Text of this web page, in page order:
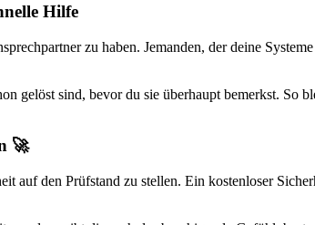
Hilfe
zu haben. Jemanden, der deine
gelöst sind, bevor du sie überhaupt bemerkst.
🚀
auf den Prüfstand zu stellen. Ein kostenloser